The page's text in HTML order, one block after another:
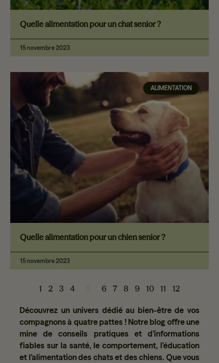
Découvrez un univers dédié au bien-être de vos
compagnons à quatre pattes ! Notre blog offre une
mine de conseils pratiques et d’informations
fiables sur la santé, le comportement, l’éducation
et l’alimentation des chats et des chiens. Que vous
Quelle alimentation pour un chat senior ?
15 novembre 2023
ALIMENTATION
Quelle alimentation pour un chien senior ?
15 novembre 2023
1 2 3 4 5 6 7 8 9 10 11 12